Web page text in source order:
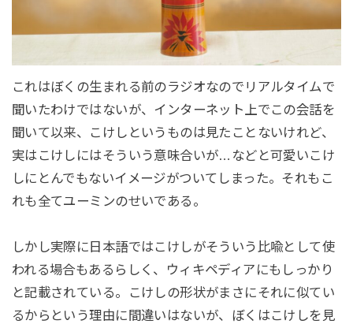
これはぼくの生まれる前のラジオなのでリアルタイムで
聞いたわけではないが、インターネット上でこの会話を
聞いて以来、こけしというものは見たことないけれど、
実はこけしにはそういう意味合いが…などと可愛いこけ
しにとんでもないイメージがついてしまった。それもこ
れも全てユーミンのせいである。
しかし実際に日本語ではこけしがそういう比喩として使
われる場合もあるらしく、ウィキペディアにもしっかり
と記載されている。こけしの形状がまさにそれに似てい
るからという理由に間違いはないが、ぼくはこけしを見